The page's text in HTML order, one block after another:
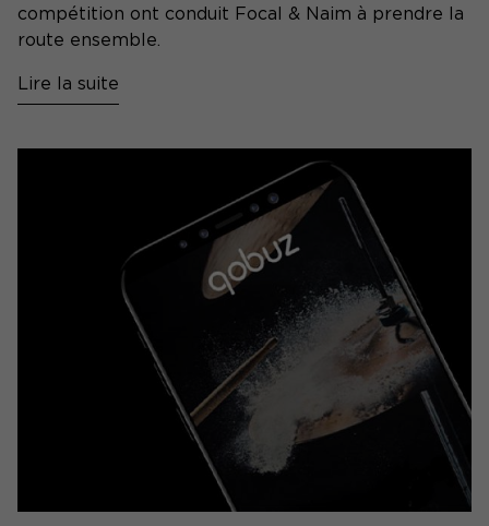
compétition ont conduit Focal & Naim à prendre la
route ensemble.
Lire la suite